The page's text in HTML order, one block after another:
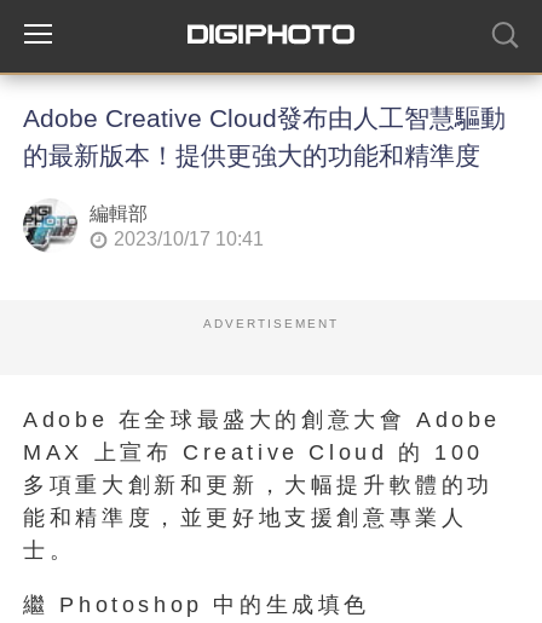
Adobe Creative Cloud發布由人工智慧驅動
的最新版本！提供更強大的功能和精準度
編輯部
2023/10/17 10:41
ADVERTISEMENT
Adobe 在全球最盛大的創意大會 Adob​​e
MAX 上宣布 Creative Cloud 的 100
多項重大創新和更新，大幅提升軟體的功
能和精準度，並更好地支援創意專業人
士。
繼 Photoshop 中的生成填色